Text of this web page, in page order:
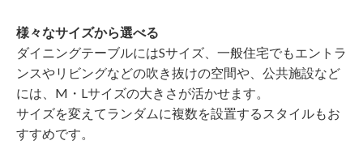
様々なサイズから選べる
ダイニングテーブルにはSサイズ、一般住宅でもエントラ
ンスやリビングなどの吹き抜けの空間や、公共施設など
には、M・Lサイズの大きさが活かせます。
サイズを変えてランダムに複数を設置するスタイルもお
すすめです。